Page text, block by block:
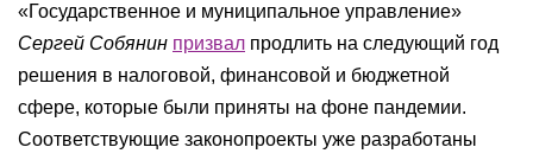
«Государственное и муниципальное управление»
Сергей Собянин призвал продлить на следующий год
решения в налоговой, финансовой и бюджетной
сфере, которые были приняты на фоне пандемии.
Соответствующие законопроекты уже разработаны